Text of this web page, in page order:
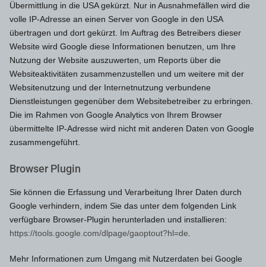
Übermittlung in die USA gekürzt. Nur in Ausnahmefällen wird die
volle IP-Adresse an einen Server von Google in den USA
übertragen und dort gekürzt. Im Auftrag des Betreibers dieser
Website wird Google diese Informationen benutzen, um Ihre
Nutzung der Website auszuwerten, um Reports über die
Websiteaktivitäten zusammenzustellen und um weitere mit der
Websitenutzung und der Internetnutzung verbundene
Dienstleistungen gegenüber dem Websitebetreiber zu erbringen.
Die im Rahmen von Google Analytics von Ihrem Browser
übermittelte IP-Adresse wird nicht mit anderen Daten von Google
zusammengeführt.
Browser Plugin
Sie können die Erfassung und Verarbeitung Ihrer Daten durch
Google verhindern, indem Sie das unter dem folgenden Link
verfügbare Browser-Plugin herunterladen und installieren:
https://tools.google.com/dlpage/gaoptout?hl=de
Mehr Informationen zum Umgang mit Nutzerdaten bei Google